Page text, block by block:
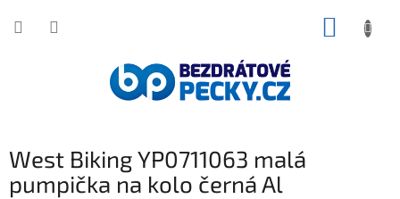
West Biking YP0711063 malá
pumpička na kolo černá Al